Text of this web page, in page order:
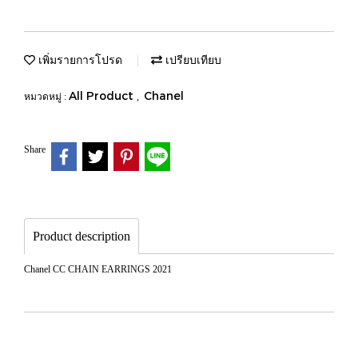
เพิ่มรายการโปรด เปรียบเทียบ
หมวดหมู่ : All Product , Chanel
Share
Product description
Chanel CC CHAIN EARRINGS 2021